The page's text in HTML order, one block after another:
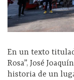
En un texto
Rosa”, José
historia de un